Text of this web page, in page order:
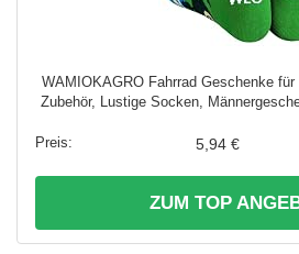
WAMIOKAGRO Fahrrad Geschenke für
Zubehör, Lustige Socken,
5,94 €
ZUM TOP